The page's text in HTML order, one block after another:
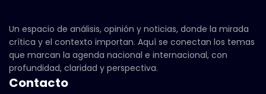
Un espacio de análisis, opinión y noticias, donde la mirada
crítica y el contexto importan. Aquí se conectan los temas
que marcan la agenda nacional e internacional, con
profundidad, claridad y perspectiva.
Contacto